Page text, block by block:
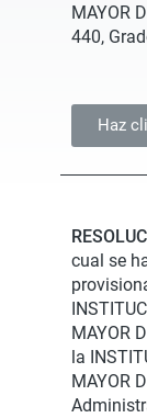
MAYOR
440,
Haz
cual se
MAYOR
la
MAYOR